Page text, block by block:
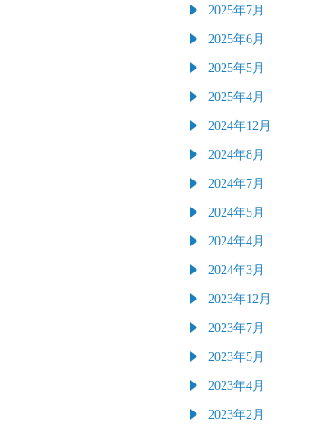
2025年7月
2025年6月
2025年5月
2025年4月
2024年12月
2024年8月
2024年7月
2024年5月
2024年4月
2024年3月
2023年12月
2023年7月
2023年5月
2023年4月
2023年2月